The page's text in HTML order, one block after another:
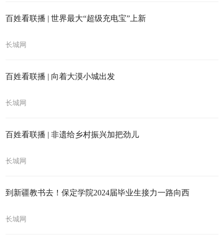
百姓看联播 | 世界最大“超级充电宝”上新
长城网
百姓看联播 | 向着大漠小城出发
长城网
百姓看联播 | 非遗给乡村振兴加把劲儿
长城网
到新疆教书去！保定学院2024届毕业生接力一路向西
长城网